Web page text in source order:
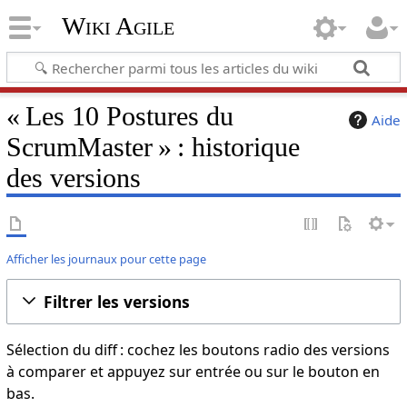
Wiki Agile
Aide
« Les 10 Postures du
ScrumMaster » : historique
des versions
Afficher les journaux pour cette page
Filtrer les versions
Sélection du diff : cochez les boutons radio des versions
à comparer et appuyez sur entrée ou sur le bouton en
bas.